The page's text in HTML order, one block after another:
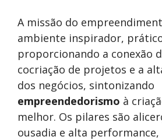
A missão do
ambiente inspirador,
proporcionando a conexão
cocriação de projetos e a
dos negócios, sintonizando
empreendedorismo à
melhor. Os pilares são
ousadia e alta performance,